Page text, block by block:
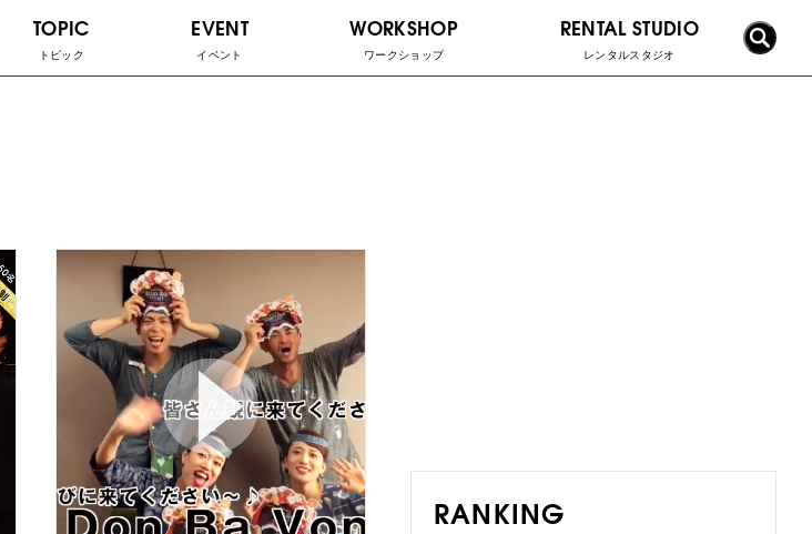
TOPIC
トピック
EVENT
イベント
WORKSHOP
ワークショップ
RENTAL STUDIO
レンタルスタジオ
RANKING